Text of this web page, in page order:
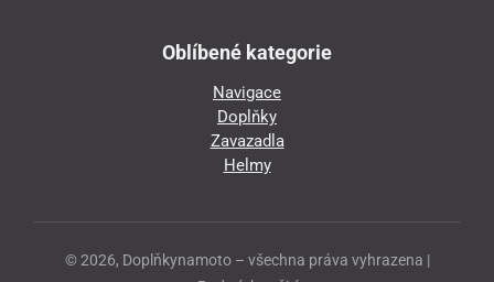
Oblíbené kategorie
Navigace
Doplňky
Zavazadla
Helmy
© 2026, Doplňkynamoto – všechna práva vyhrazena |